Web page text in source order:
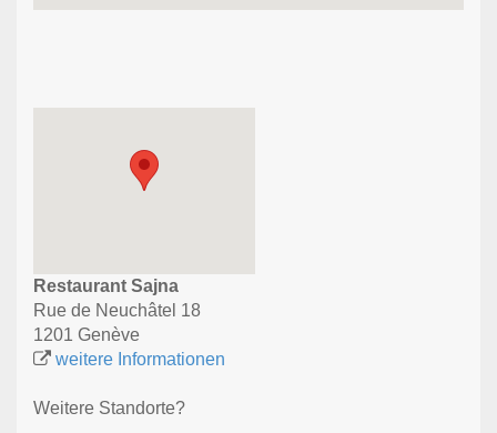
Restaurant Sajna
Rue de Neuchâtel 18
1201 Genève
weitere Informationen
Weitere Standorte?